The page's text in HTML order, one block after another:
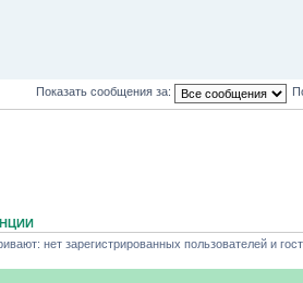
Показать сообщения за:
нет зарегистрированных пользователей и